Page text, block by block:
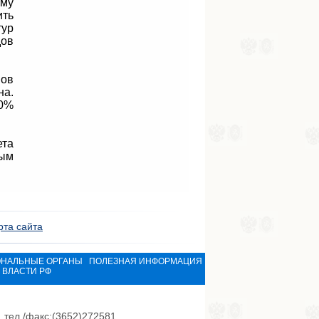
сайта
ОРГАНЫ
ВЛАСТИ РФ
ПОЛЕЗНАЯ ИНФОРМАЦИЯ
факс:(3652)272581